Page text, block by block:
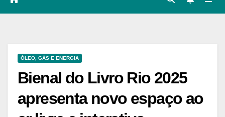
ÓLEO, GÁS E ENERGIA
Bienal do Livro Rio 2025
apresenta novo espaço ao